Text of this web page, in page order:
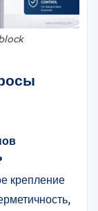
крепление